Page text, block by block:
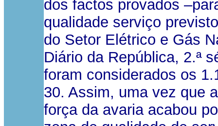
dos factos provados
qualidade serviço
do Setor Elétrico e Gás
Diário da República, 2.ª
foram considerados os
30. Assim, uma vez que
força da avaria acabou